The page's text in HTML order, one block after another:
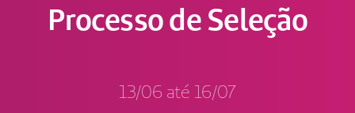
Processo de Seleção
13/06 até 16/07